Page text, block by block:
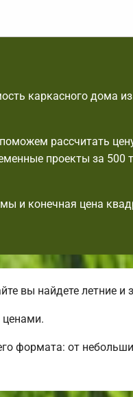
каркасного дома
рассчитать
проекты за 500
и конечная цена
вы найдете летние и
формата: от